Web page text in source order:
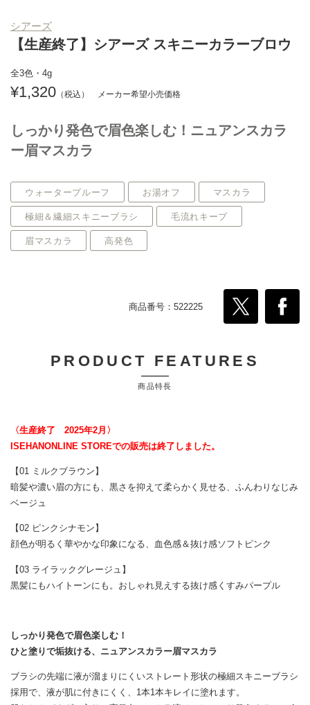
シアーズ
【生産終了】シアーズ スキニーカラーブロウ
全3色・4g
1,320
しっかり発色で眉色楽しむ！ニュアンスカラ
ー眉マスカラ
ウォータープルーフ お湯オフ マスカラ
極細＆繊細スキニーブラシ 毛流れキープ
眉マスカラ 高発色
商品番号：522225
PRODUCT FEATURES
商品特長
〈生産終了 2025年2月〉
ISEHANONLINE STOREでの販売は終了しました。
【01 ミルクブラウン】
暗髪や濃い眉の方にも、黒さを抑えて柔らかく見せる、ふんわりなじみ
ベージュ
【02 ピンクシナモン】
顔色が明るく華やかな印象になる、血色感＆抜け感ソフトピンク
【03 ライラックグレージュ】
黒髪にもハイトーンにも。おしゃれ見えする抜け感くすみパープル
しっかり発色で眉色楽しむ！
ひと塗りで垢抜ける、ニュアンスカラー眉マスカラ
ブラシの先端に液が溜まりにくいストレート形状の極細スキニーブラシ
採用で、液が肌に付きにくく、1本1本キレイに塗れます。